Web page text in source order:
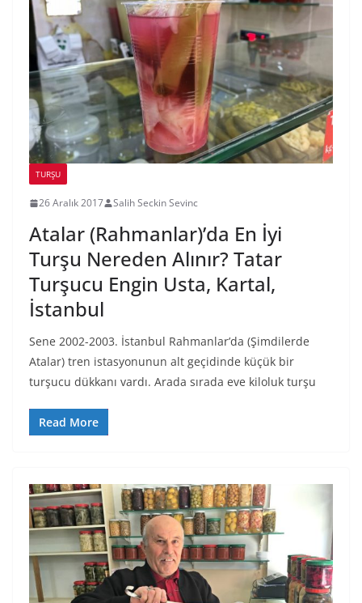
TURŞU
26 Aralık 2017 Salih Seckin Sevinc
Atalar (Rahmanlar)’da En İyi
Turşu Nereden Alınır? Tatar
Turşucu Engin Usta, Kartal,
İstanbul
Sene 2002-2003. İstanbul Rahmanlar’da (Şimdilerde
Atalar) tren istasyonunun alt geçidinde küçük bir
turşucu dükkanı vardı. Arada sırada eve kiloluk turşu
Read More